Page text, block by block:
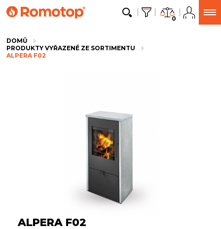
0
DOMŮ
PRODUKTY VYŘAZENÉ ZE SORTIMENTU
ALPERA F02
ALPERA F02